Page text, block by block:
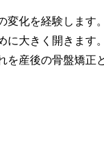
変化を経験します
に大きく開きます
産後の骨盤矯正